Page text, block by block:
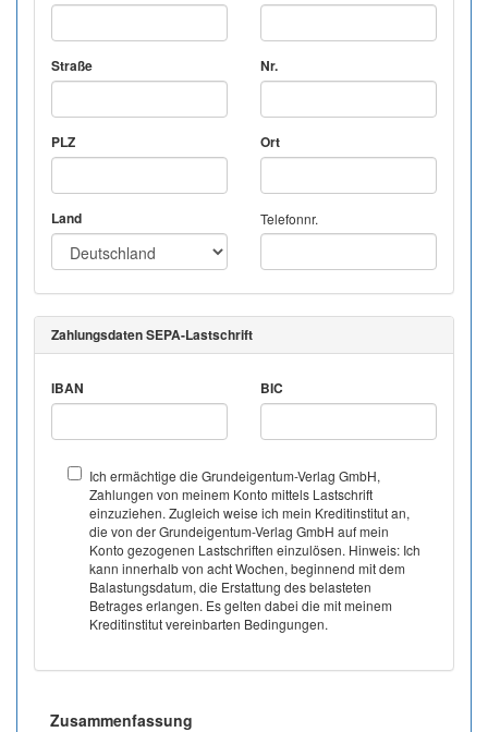
Straße Nr.
PLZ Ort
Land Telefonnr.
Zahlungsdaten SEPA-Lastschrift
IBAN BIC
Ich ermächtige die Grundeigentum-Verlag GmbH,
Zahlungen von meinem Konto mittels Lastschrift
einzuziehen. Zugleich weise ich mein Kreditinstitut an,
die von der Grundeigentum-Verlag GmbH auf mein
Konto gezogenen Lastschriften einzulösen. Hinweis: Ich
kann innerhalb von acht Wochen, beginnend mit dem
Balastungsdatum, die Erstattung des belasteten
Betrages erlangen. Es gelten dabei die mit meinem
Kreditinstitut vereinbarten Bedingungen.
Zusammenfassung